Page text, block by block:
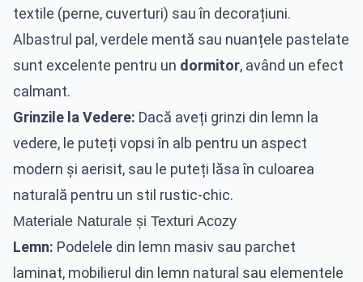
textile (perne, cuverturi) sau în decorațiuni.
Albastrul pal, verdele mentă sau nuanțele pastelate
sunt excelente pentru un dormitor, având un efect
calmant.
Grinzile la Vedere: Dacă aveți grinzi din lemn la
vedere, le puteți vopsi în alb pentru un aspect
modern și aerisit, sau le puteți lăsa în culoarea
naturală pentru un stil rustic-chic.
Materiale Naturale și Texturi Acozy
Lemn: Podelele din lemn masiv sau parchet
laminat, mobilierul din lemn natural sau elementele